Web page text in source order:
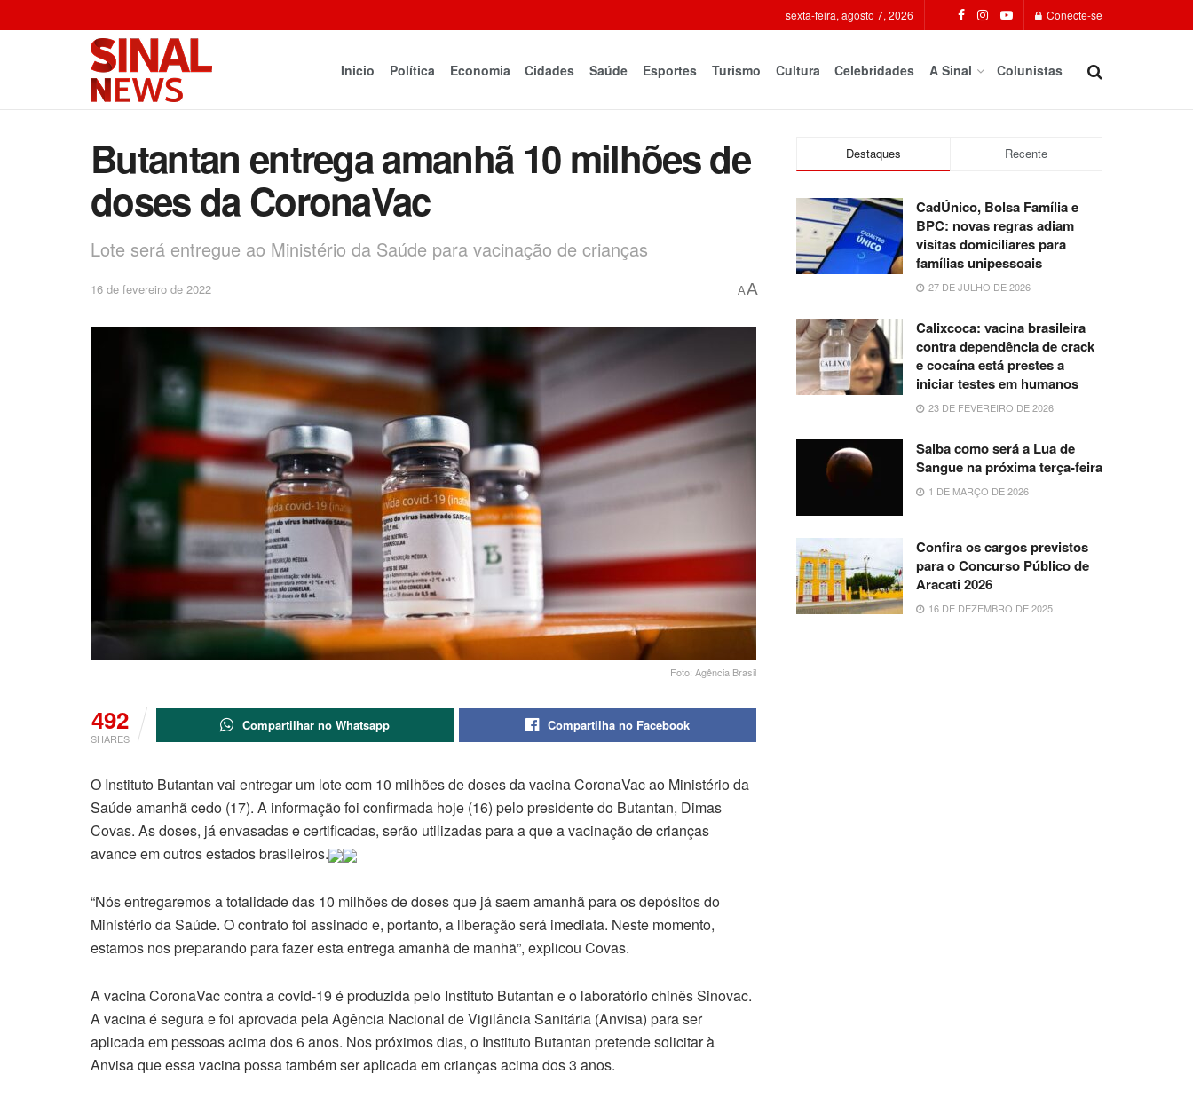
sexta-feira, agosto 7, 2026 Conecte-se
Inicio Política Economia Cidades Saúde Esportes Turismo Cultura Celebridades A Sinal Colunistas
Butantan entrega amanhã 10 milhões de
doses da CoronaVac
Lote será entregue ao Ministério da Saúde para vacinação de crianças
16 de fevereiro de 2022 AA
Foto: Agência Brasil
492
SHARES
Compartilhar no Whatsapp Compartilha no Facebook
O Instituto Butantan vai entregar um lote com 10 milhões de doses da vacina CoronaVac ao Ministério da
Saúde amanhã cedo (17). A informação foi confirmada hoje (16) pelo presidente do Butantan, Dimas
Covas. As doses, já envasadas e certificadas, serão utilizadas para a que a vacinação de crianças
avance em outros estados brasileiros.
“Nós entregaremos a totalidade das 10 milhões de doses que já saem amanhã para os depósitos do
Ministério da Saúde. O contrato foi assinado e, portanto, a liberação será imediata. Neste momento,
estamos nos preparando para fazer esta entrega amanhã de manhã”, explicou Covas.
A vacina CoronaVac contra a covid-19 é produzida pelo Instituto Butantan e o laboratório chinês Sinovac.
A vacina é segura e foi aprovada pela Agência Nacional de Vigilância Sanitária (Anvisa) para ser
aplicada em pessoas acima dos 6 anos. Nos próximos dias, o Instituto Butantan pretende solicitar à
Anvisa que essa vacina possa também ser aplicada em crianças acima dos 3 anos.
Destaques Recente
CadÚnico, Bolsa Família e
BPC: novas regras adiam
visitas domiciliares para
famílias unipessoais
27 DE JULHO DE 2026
Calixcoca: vacina brasileira
contra dependência de crack
e cocaína está prestes a
iniciar testes em humanos
23 DE FEVEREIRO DE 2026
Saiba como será a Lua de
Sangue na próxima terça-feira
1 DE MARÇO DE 2026
Confira os cargos previstos
para o Concurso Público de
Aracati 2026
16 DE DEZEMBRO DE 2025